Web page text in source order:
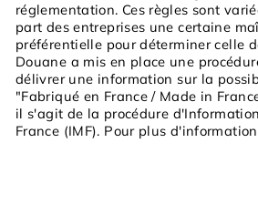
réglementation. Ces règles sont
part des entreprises une certaine
préférentielle pour déterminer celle
Douane a mis en place une
délivrer une information sur la
"Fabriqué en France / Made in
il s'agit de la procédure
France (IMF). Pour plus